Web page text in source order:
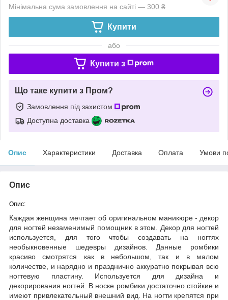
Мінімальна сума замовлення на сайті — 300 ₴
Купити
або
Купити з
Що таке купити з Пром?
Замовлення під захистом
Доступна доставка
Опис Характеристики Доставка Оплата Умови
Опис
Опис:
Каждая женщина мечтает об оригинальном маникюре - декор
для ногтей незаменимый помощник в этом. Декор для ногтей
используется, для того чтобы создавать на ногтях
необыкновенные шедевры дизайнов. Данные ромбики
красиво смотрятся как в небольшом, так и в малом
количестве, и нарядно и празднично аккуратно покрывая всю
ногтевую пластину. Используется для дизайна и
декорирования ногтей. В носке ромбики достаточно стойкие и
имеют привлекательный внешний вид. На ногти крепятся при